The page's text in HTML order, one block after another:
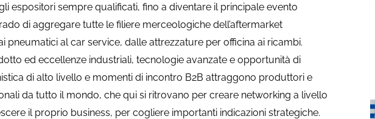
espositori sempre qualificati, fino a diventare il principale evento
di aggregare tutte le filiere merceologiche dell’aftermarket
pneumatici al car service, dalle attrezzature per officina ai ricambi.
ed eccellenze industriali, tecnologie avanzate e opportunità di
di alto livello e momenti di incontro B2B attraggono produttori e
da tutto il mondo, che qui si ritrovano per creare networking a livello
il proprio business, per cogliere importanti indicazioni strategiche.